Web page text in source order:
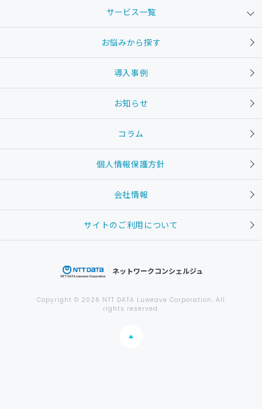
サービス一覧
お悩みから探す
導入事例
お知らせ
コラム
個人情報保護方針
会社情報
サイトのご利用について
ネットワークコンシェルジュ
Copyright © 2026 NTT DATA Luweave Corporation. All
rights reserved.